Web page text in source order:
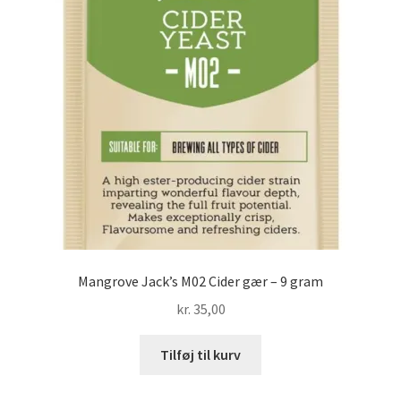
Mangrove Jack’s M02 Cider gær – 9 gram
kr. 35,00
Tilføj til kurv